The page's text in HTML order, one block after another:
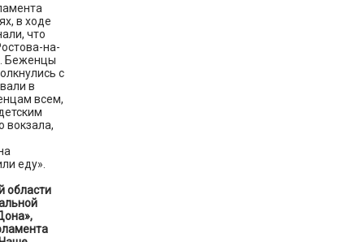
в ходе
что
на-
Беженцы
с
в
всем,
вокзала,
еду».
области